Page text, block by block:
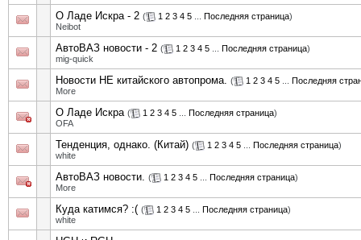
О Ладе Искра - 2 ( 1 2 3 4 5 Последняя страница)
Neibot
АвтоВАЗ новости - 2 ( 1 2 3 4 5 Последняя страница)
mig-quick
Новости НЕ китайского автопрома. ( 1 2 3 4 5
Последняя
More
О Ладе Искра ( 1 2 3 4 5 Последняя страница)
OFA
Тенденция, однако. (Китай) ( 1 2 3 4 5 Последняя страница)
white
АвтоВАЗ новости. ( 1 2 3 4 5 Последняя страница)
More
Куда катимся? :( ( 1 2 3 4 5 Последняя страница)
white